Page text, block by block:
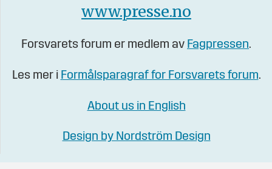
www.presse.no
Forsvarets forum er medlem av Fagpressen.
Les mer i Formålsparagraf for Forsvarets forum.
About us in English
Design by Nordström Design